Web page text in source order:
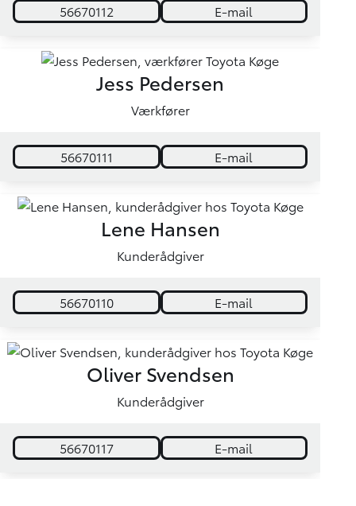
56670112 E-mail
Jess Pedersen
Værkfører
56670111 E-mail
Lene Hansen
Kunderådgiver
56670110 E-mail
Oliver Svendsen
Kunderådgiver
56670117 E-mail